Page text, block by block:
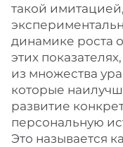
такой
динамике роста
этих
из множества
которые
развитие
персональную
Это называется